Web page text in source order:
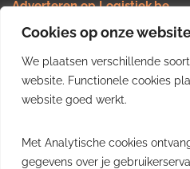
Cookies op onze
We plaatsen verschillende
website. Functionele cookies
website goed werkt.
Met Analytische cookies
gegevens over je
Adverteren op Logistiek.be
Nieuws insturen
Uw video op Logistiek.TV
Job plaatsen
Gratis wekelijkse
inzichten uit de Belgische